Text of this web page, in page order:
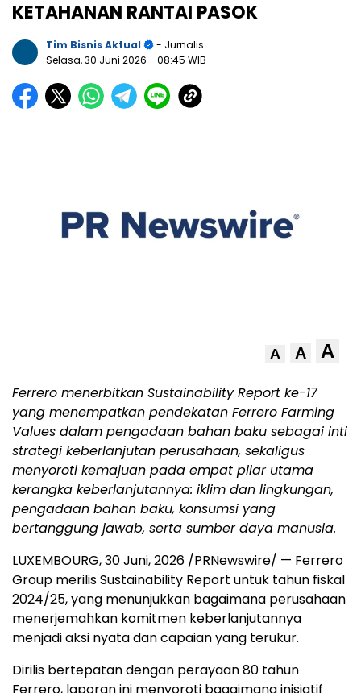
KETAHANAN RANTAI PASOK
Tim Bisnis Aktual
- Jurnalis
Selasa, 30 Juni 2026 - 08:45 WIB
A A A
Ferrero menerbitkan Sustainability Report ke-17
yang menempatkan pendekatan Ferrero Farming
Values dalam pengadaan bahan baku sebagai inti
strategi keberlanjutan perusahaan, sekaligus
menyoroti kemajuan pada empat pilar utama
kerangka keberlanjutannya: iklim dan lingkungan,
pengadaan bahan baku, konsumsi yang
bertanggung jawab, serta sumber daya manusia.
LUXEMBOURG,30 Juni, 2026 /PRNewswire/ — Ferrero
Group merilis Sustainability Report untuk tahun fiskal
2024/25, yang menunjukkan bagaimana perusahaan
menerjemahkan komitmen keberlanjutannya
menjadi aksi nyata dan capaian yang terukur.
Dirilis bertepatan dengan perayaan 80 tahun